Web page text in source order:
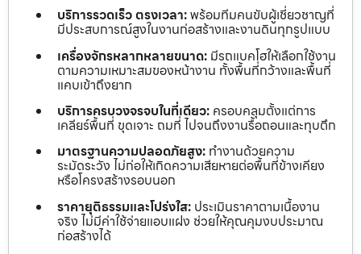
บริการรวดเร็ว ตรงเวลา:พร้อมทีมคนขับผู้เชี่ยวชาญที่
มีประสบการณ์สูงในงานก่อสร้างและงานดินทุกรูปแบบ
เครื่องจักรหลากหลายขนาด: มีรถแบคโฮให้เลือกใช้งาน
ตามความเหมาะสมของหน้างาน ทั้งพื้นที่กว้างและพื้นที่
แคบเข้าถึงยาก
บริการครบวงจรจบในที่เดียว: ครอบคลุมตั้งแต่การ
เคลียร์พื้นที่ ขุดเจาะ ถมที่ ไปจนถึงงานรื้อถอนและทุบตึก
มาตรฐานความปลอดภัยสูง: ทำงานด้วยความ
ระมัดระวัง ไม่ก่อให้เกิดความเสียหายต่อพื้นที่ข้างเคียง
หรือโครงสร้างรอบนอก
ราคายุติธรรมและโปร่งใส: ประเมินราคาตามเนื้องาน
จริง ไม่มีค่าใช้จ่ายแอบแฝง ช่วยให้คุณคุมงบประมาณ
ก่อสร้างได้